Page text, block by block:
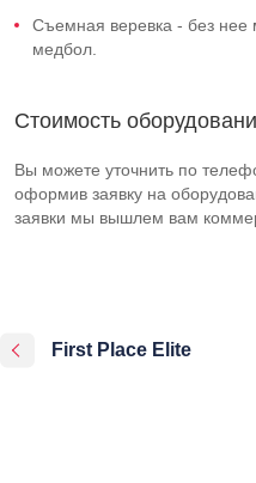
Съемная веревка - без нее
медбол.
Стоимость
Вы можете уточнить по
оформив заявку на
заявки мы вышлем вам
First Place Elite